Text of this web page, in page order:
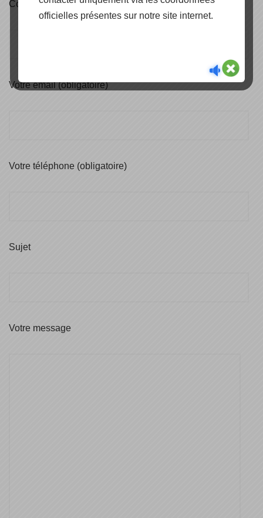
Code Postale : (obligatoire)
Votre email (obligatoire)
Votre téléphone (obligatoire)
Sujet
Votre message
officielles présentes sur notre site internet.